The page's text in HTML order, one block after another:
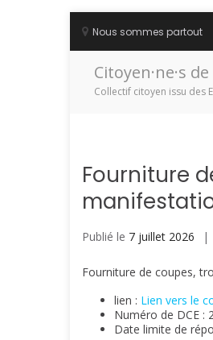
contenu
Nous sommes partout
Citoyen·ne·s
Collectif citoyen issu des
Fourniture
Publié le 7 juillet 2026
Fourniture de coupes,
lien : Lien vers le
Numéro de DCE :
Date limite de